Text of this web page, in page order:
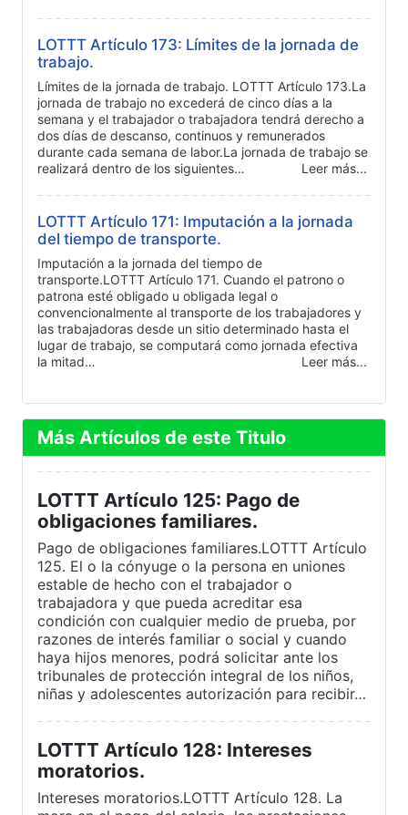
LOTTT Artículo 173: Límites de la jornada de
trabajo.
Límites de la jornada de trabajo. LOTTT Artículo 173.La
jornada de trabajo no excederá de cinco días a la
semana y el trabajador o trabajadora tendrá derecho a
dos días de descanso, continuos y remunerados
durante cada semana de labor.La jornada de trabajo se
realizará dentro de los siguientes…
Leer más...
LOTTT Artículo 171: Imputación a la jornada
del tiempo de transporte.
Imputación a la jornada del tiempo de
transporte.LOTTT Artículo 171. Cuando el patrono o
patrona esté obligado u obligada legal o
convencionalmente al transporte de los trabajadores y
las trabajadoras desde un sitio determinado hasta el
lugar de trabajo, se computará como jornada efectiva
la mitad…
Leer más...
Más Artículos de este Titulo
LOTTT Artículo 125: Pago de
obligaciones familiares.
Pago de obligaciones familiares.LOTTT Artículo
125. El o la cónyuge o la persona en uniones
estable de hecho con el trabajador o
trabajadora y que pueda acreditar esa
condición con cualquier medio de prueba, por
razones de interés familiar o social y cuando
haya hijos menores, podrá solicitar ante los
tribunales de protección integral de los niños,
niñas y adolescentes autorización para recibir…
LOTTT Artículo 128: Intereses
moratorios.
Intereses moratorios.LOTTT Artículo 128. La